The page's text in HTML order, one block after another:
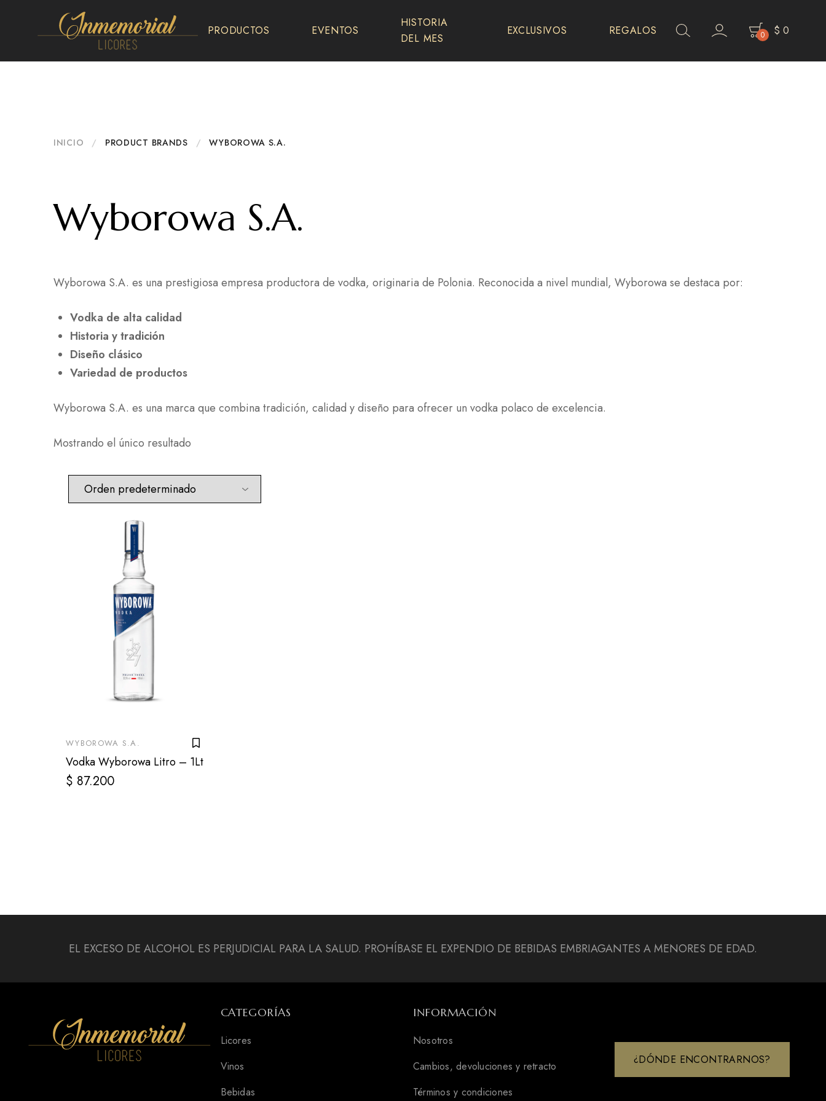
Licores
PRODUCTOS EVENTOS
HISTORIA
DEL MES
EXCLUSIVOS REGALOS 0 $ 0
INICIO / PRODUCT BRANDS / WYBOROWA S.A.
Wyborowa S.A.
Wyborowa S.A. es una prestigiosa empresa productora de vodka, originaria de Polonia. Reconocida a nivel mundial, Wyborowa se destaca por:
Vodka de alta calidad
Historia y tradición
Diseño clásico
Variedad de productos
Wyborowa S.A. es una marca que combina tradición, calidad y diseño para ofrecer un vodka polaco de excelencia.
Mostrando el único resultado
WYBOROWA S.A.
Vodka Wyborowa Litro – 1Lt
$ 87.200
EL EXCESO DE ALCOHOL ES PERJUDICIAL PARA LA SALUD. PROHÍBASE EL EXPENDIO DE BEBIDAS EMBRIAGANTES A MENORES DE EDAD.
CATEGORÍAS
Licores
Vinos
Bebidas
INFORMACIÓN
Nosotros
Cambios, devoluciones y retracto
Términos y condiciones
¿DÓNDE ENCONTRARNOS?